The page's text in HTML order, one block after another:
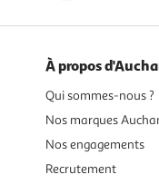
À propos
Qui sommes-nous ?
Nos marques
Nos engagements
Recrutement